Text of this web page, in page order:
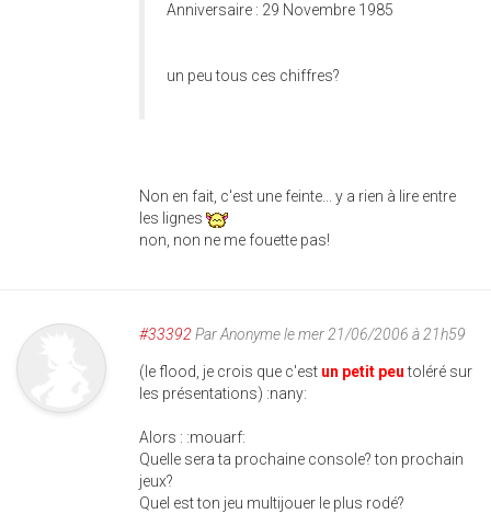
Anniversaire : 29 Novembre 1985
un peu tous ces chiffres?
Non en fait, c'est une feinte... y a rien à lire entre
les lignes
non, non ne me fouette pas!
#33392 ParAnonymele mer 21/06/2006 à 21h59
(le flood, je crois que c'est un petit peutoléré sur
les présentations) :nany:
Alors : :mouarf:
Quelle sera ta prochaine console? ton prochain
jeux?
Quel est ton jeu multijouer le plus rodé?